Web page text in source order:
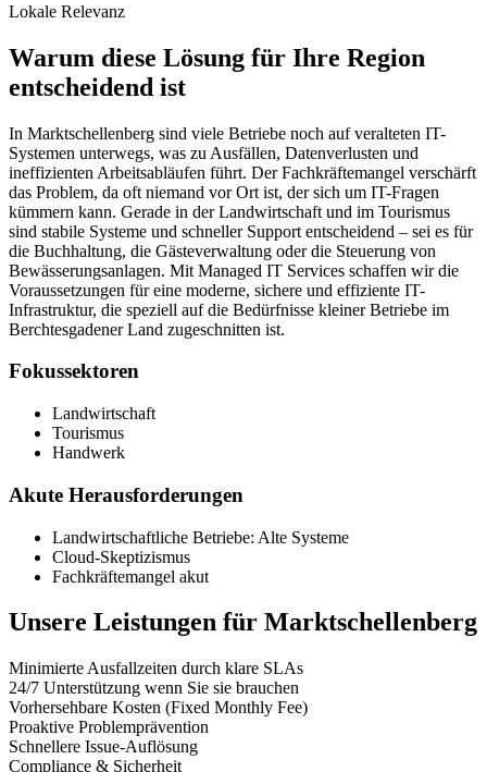
Lokale Relevanz
Warum diese Lösung für Ihre Region
entscheidend ist
In Marktschellenberg sind viele Betriebe noch auf veralteten IT-
Systemen unterwegs, was zu Ausfällen, Datenverlusten und
ineffizienten Arbeitsabläufen führt. Der Fachkräftemangel verschärft
das Problem, da oft niemand vor Ort ist, der sich um IT-Fragen
kümmern kann. Gerade in der Landwirtschaft und im Tourismus
sind stabile Systeme und schneller Support entscheidend – sei es für
die Buchhaltung, die Gästeverwaltung oder die Steuerung von
Bewässerungsanlagen. Mit Managed IT Services schaffen wir die
Voraussetzungen für eine moderne, sichere und effiziente IT-
Infrastruktur, die speziell auf die Bedürfnisse kleiner Betriebe im
Berchtesgadener Land zugeschnitten ist.
Fokussektoren
Landwirtschaft
Tourismus
Handwerk
Akute Herausforderungen
Landwirtschaftliche Betriebe: Alte Systeme
Cloud-Skeptizismus
Fachkräftemangel akut
Unsere Leistungen für Marktschellenberg
Minimierte Ausfallzeiten durch klare SLAs
24/7 Unterstützung wenn Sie sie brauchen
Vorhersehbare Kosten (Fixed Monthly Fee)
Proaktive Problemprävention
Schnellere Issue-Auflösung
Compliance & Sicherheit